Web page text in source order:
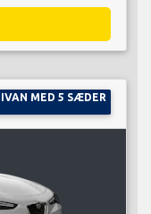
MED 5 SÆDER